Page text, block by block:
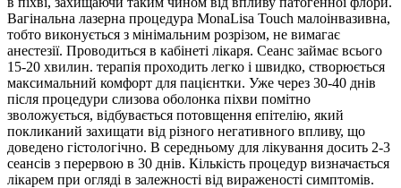
Вагінальна лазерна процедура MonaLisa Touch малоінвазивна,
тобто виконується з мінімальним розрізом, не вимагає
анестезії. Проводиться в кабінеті лікаря. Сеанс займає всього
15-20 хвилин. терапія проходить легко і швидко, створюється
максимальний комфорт для пацієнтки. Уже через 30-40 днів
після процедури слизова оболонка піхви помітно
зволожується, відбувається потовщення епітелію, який
покликаний захищати від різного негативного впливу, що
доведено гістологічно. В середньому для лікування досить 2-3
сеансів з перервою в 30 днів. Кількість процедур визначається
лікарем при огляді в залежності від вираженості симптомів.